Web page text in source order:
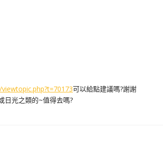
可以給點建議嗎?謝謝
日光之類的~值得去嗎?